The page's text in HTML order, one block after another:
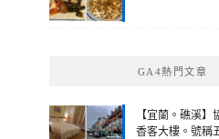
GA4熱門文章
【宜蘭。礁溪】
香客大樓。號稱